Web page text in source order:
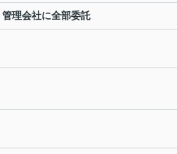
管理会社に全部委託